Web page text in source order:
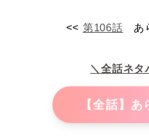
<< 第106話 あ
＼全話ネタ
【全話】あ